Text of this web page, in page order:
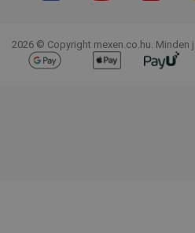
2026 © Copyright mexen.co.hu. Minden